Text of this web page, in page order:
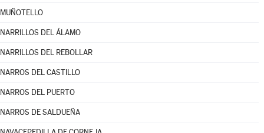
MUÑOTELLO
NARRILLOS DEL ÁLAMO
NARRILLOS DEL REBOLLAR
NARROS DEL CASTILLO
NARROS DEL PUERTO
NARROS DE SALDUEÑA